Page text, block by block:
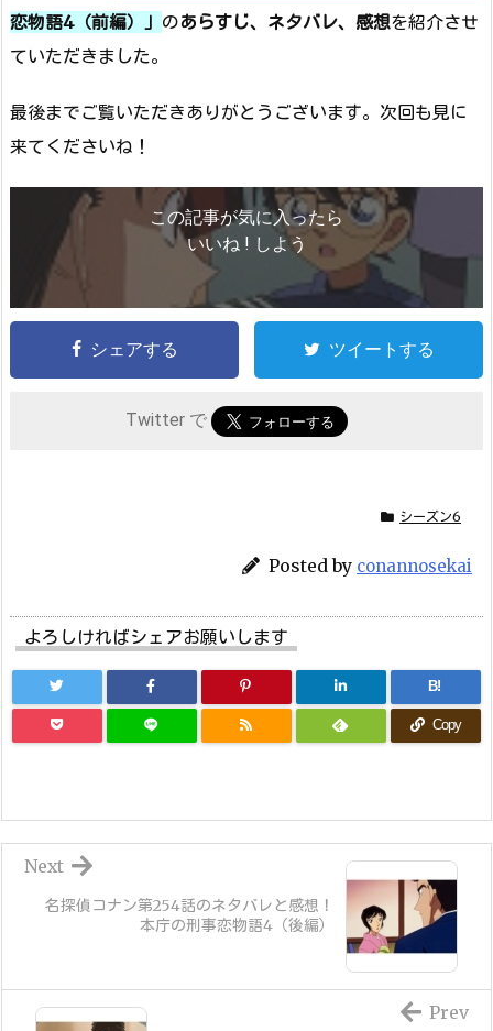
恋物語4（前編）」 のあらすじ、ネタバレ、感想を紹介させ
ていただきました。
最後までご覧いただきありがとうございます。次回も見に
来てくださいね！
この記事が気に入ったら
いいね ! しよう
シェアする ツイートする
Twitter で
シーズン6
Posted by conannosekai
よろしければシェアお願いします
B!
Copy
名探偵コナン第254話のネタバレと感想！
本庁の刑事恋物語4（後編）
Next
Prev